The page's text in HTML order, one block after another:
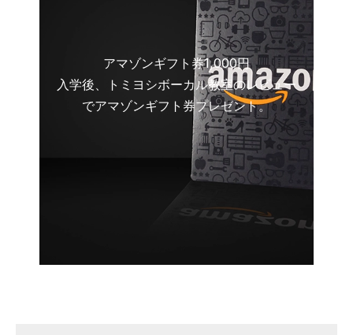
アマゾンギフト券1,000円
入学後、トミヨシボーカル教室のレビュー
でアマゾンギフト券プレゼント。